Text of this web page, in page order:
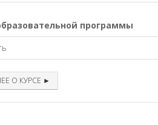
программы
О КУРСЕ ►